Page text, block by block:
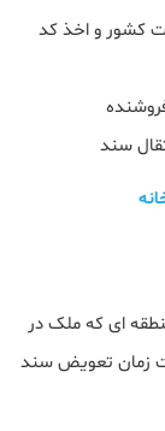
کشور و اخذ کد
سند
ای که ملک در
زمان تعویض سند